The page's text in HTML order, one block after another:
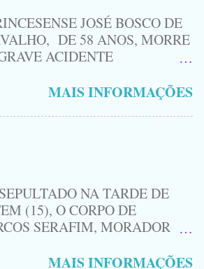
Ele deu mais de 10 Facadas
JOSÉ BOSCO DE
DE 58 ANOS, MORRE
ACIDENTE
SHINERAY E UM
MONTANA, TRAGÉDIA
AGORA A TARDE
A ENTRADA DE LAGOA
A VÍTIMA CONHECIDA
ZÉ DO RÁDIO COMO
TRABALHAVA
ANOS COM
DE EQUIPAMENTOS
COMO: RÁDIOS ,
MAIS INFORMAÇÕES
NA TARDE DE
(15), O CORPO DE
SERAFIM, MORADOR
JOÃO, O MESMO FOI
MAIS INFORMAÇÕES